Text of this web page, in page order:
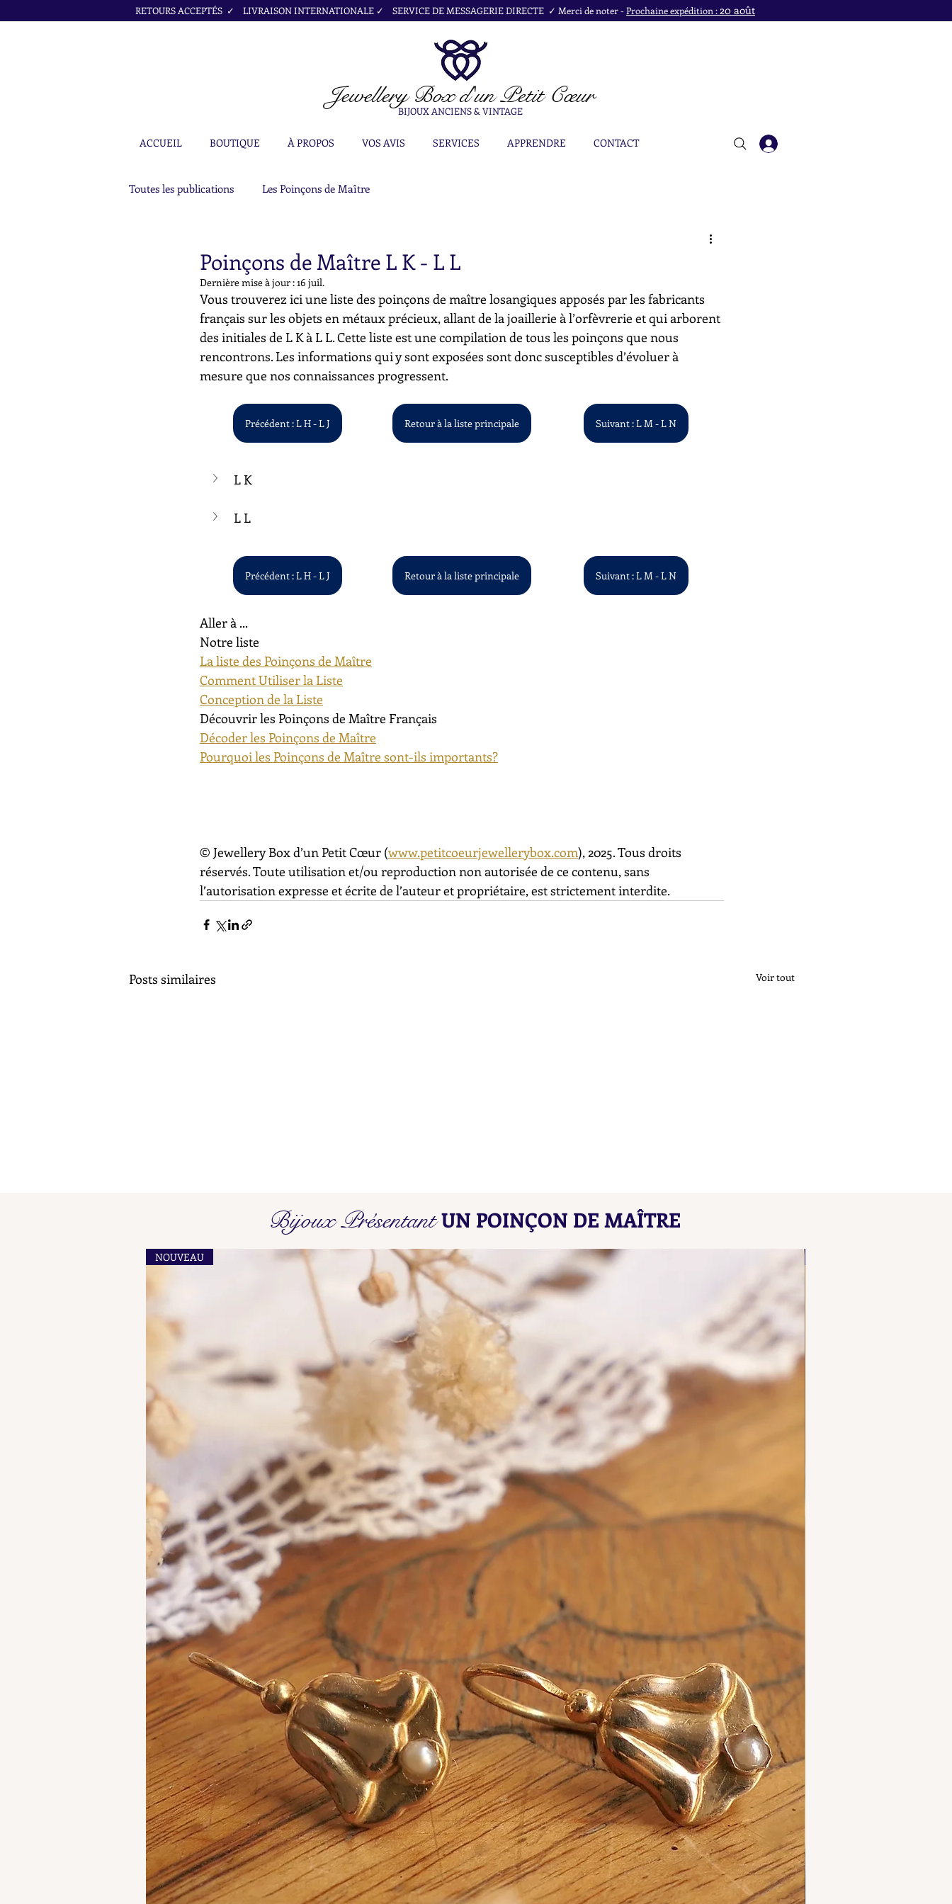
RETOURS ACCEPTÉS ✓ LIVRAISON INTERNATIONALE ✓ SERVICE DE MESSAGERIE DIRECTE ✓ Merci de noter -Prochaine expédition :20 août
Jewellery Boxd'un Petit Cœur
BIJOUX ANCIENS & VINTAGE
ACCUEIL BOUTIQUE À PROPOS VOS AVIS SERVICES APPRENDRE CONTACT
Toutes les publications Les Poinçons de Maître
Poinçons de Maître L K - L L
Dernière mise à jour :16 juil.
Vous trouverez ici une liste des poinçons de maître losangiques apposés par les fabricants
français sur les objets en métaux précieux, allant de la joaillerie à l’orfèvrerie et qui arborent
des initiales de L K à L L. Cette liste est une compilation de tous les poinçons que nous
rencontrons. Les informations qui y sont exposées sont donc susceptibles d’évoluer à
mesure que nos connaissances progressent.
Précédent : L H - L J Retour à la liste principale Suivant : L M - L N
L K
L L
Précédent : L H - L J Retour à la liste principale Suivant : L M - L N
Aller à ...
Notre liste
La liste des Poinçons de Maître
Comment Utiliser la Liste
Conception de la Liste
Découvrir les Poinçons de Maître Français
Décoder les Poinçons de Maître
Pourquoi les Poinçons de Maître sont-ils importants?
© Jewellery Box d’un Petit Cœur (www.petitcoeurjewellerybox.com), 2025. Tous droits
réservés. Toute utilisation et/ou reproduction non autorisée de ce contenu, sans
l’autorisation expresse et écrite de l’auteur et propriétaire, est strictement interdite.
Posts similaires Voir tout
Find here our collated list, from
A A - A B, of French "losange"
shaped maker's marks for objects
Find here our collated list, from
A A - A B, of French "losange"
shaped maker's marks for objects
in precious metals.
Find here our collated list, from
A A - A B, of French "losange"
shaped maker's marks for objects
Bijoux PrésentantUN POINÇON DE MAÎTRE
NOUVEAU